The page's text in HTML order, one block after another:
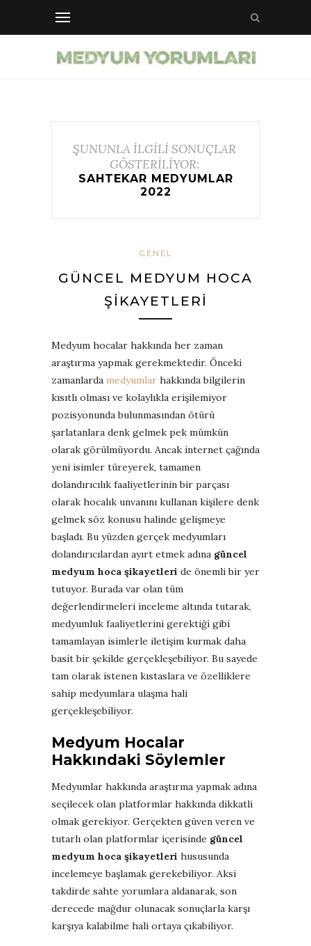
ŞUNUNLA İLGİLİ SONUÇLAR
GÖSTERİLİYOR:
SAHTEKAR MEDYUMLAR
2022
GENEL
GÜNCEL MEDYUM HOCA
ŞIKAYETLERI
Medyum hocalar hakkında her zaman
araştırma yapmak gerekmektedir. Önceki
zamanlarda medyumlar hakkında bilgilerin
kısıtlı olması ve kolaylıkla erişilemiyor
pozisyonunda bulunmasından ötürü
şarlatanlara denk gelmek pek mümkün
olarak görülmüyordu. Ancak internet çağında
yeni isimler türeyerek, tamamen
dolandırıcılık faaliyetlerinin bir parçası
olarak hocalık unvanını kullanan kişilere denk
gelmek söz konusu halinde gelişmeye
başladı. Bu yüzden gerçek medyumları
dolandırıcılardan ayırt etmek adına güncel
medyum hoca şikayetleri de önemli bir yer
tutuyor. Burada var olan tüm
değerlendirmeleri inceleme altında tutarak,
medyumluk faaliyetlerini gerektiği gibi
tamamlayan isimlerle iletişim kurmak daha
basit bir şekilde gerçekleşebiliyor. Bu sayede
tam olarak istenen kıstaslara ve özelliklere
sahip medyumlara ulaşma hali
gerçekleşebiliyor.
Medyum Hocalar
Hakkındaki Söylemler
Medyumlar hakkında araştırma yapmak adına
seçilecek olan platformlar hakkında dikkatli
olmak gerekiyor. Gerçekten güven veren ve
tutarlı olan platformlar içerisinde güncel
medyum hoca şikayetleri hususunda
incelemeye başlamak gerekebiliyor. Aksi
takdirde sahte yorumlara aldanarak, son
derecede mağdur olunacak sonuçlarla karşı
karşıya kalabilme hali ortaya çıkabiliyor.